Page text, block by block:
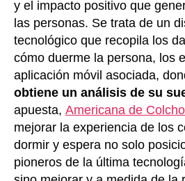
y el impacto positivo que
las personas. Se trata de un
tecnológico que recopila los
cómo duerme la persona, los
aplicación móvil asociada,
obtiene un análisis de su
apuesta, Americana de
mejorar la experiencia de los
dormir y espera no solo
pioneros de la última